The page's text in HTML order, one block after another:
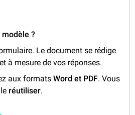
?
Le document se rédige
à mesure de vos réponses.
aux formatsWord et PDF. Vous
réutiliser.